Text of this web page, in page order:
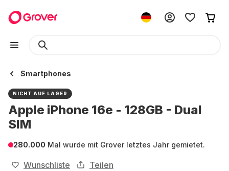
Smartphones
NICHT AUF LAGER
Apple iPhone 16e - 128GB - Dual
SIM
280.000 Mal wurde mit Grover letztes Jahr gemietet.
Wunschliste Teilen